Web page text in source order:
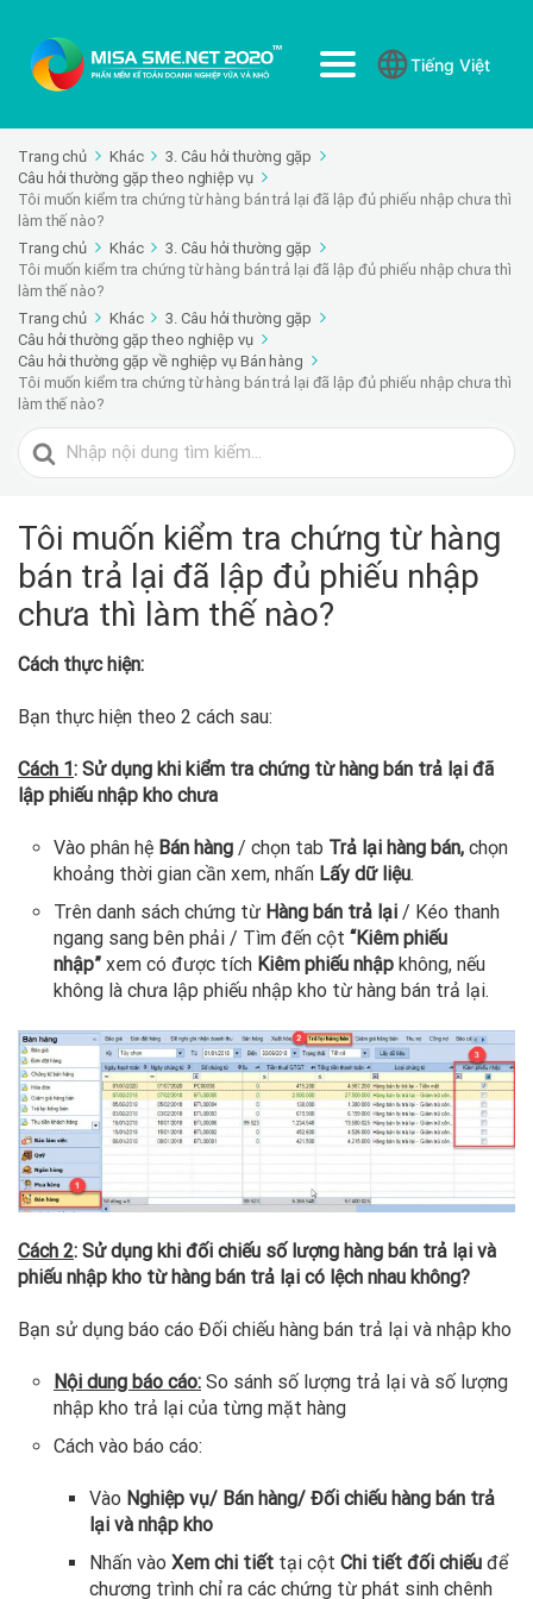
Tiếng Việt
Trang chủ Khác
3. Câu hỏi thường gặp
Câu hỏi thường gặp theo nghiệp vụ
Tôi muốn kiểm tra chứng từ hàng bán trả lại đã lập đủ phiếu nhập chưa thì
làm thế nào?
Trang chủ
Khác
3. Câu hỏi thường gặp
Tôi muốn kiểm tra chứng từ hàng bán trả lại đã lập đủ phiếu nhập chưa thì
làm thế nào?
Trang chủ
Khác
3. Câu hỏi thường gặp
Câu hỏi thường gặp theo nghiệp vụ
Câu hỏi thường gặp về nghiệp vụ Bán hàng
Tôi muốn kiểm tra chứng từ hàng bán trả lại đã lập đủ phiếu nhập chưa thì
làm thế nào?
Tìm
kiếm
Tôi muốn kiểm tra chứng từ hàng
bán trả lại đã lập đủ phiếu nhập
chưa thì làm thế nào?
Cách thực hiện:
Bạn thực hiện theo 2 cách sau:
Cách 1: Sử dụng khi kiểm tra chứng từ hàng bán trả lại đã
lập phiếu nhập kho chưa
Vào phân hệ Bán hàng / chọn tab Trả lại hàng bán, chọn
khoảng thời gian cần xem, nhấn Lấy dữ liệu.
Trên danh sách chứng từ Hàng bán trả lại / Kéo thanh
ngang sang bên phải / Tìm đến cột “Kiêm phiếu
nhập” xem có được tích Kiêm phiếu nhập không, nếu
không là chưa lập phiếu nhập kho từ hàng bán trả lại.
Cách 2: Sử dụng khi đối chiếu số lượng hàng bán trả lại và
phiếu nhập kho từ hàng bán trả lại có lệch nhau không?
Bạn sử dụng báo cáo Đối chiếu hàng bán trả lại và nhập kho
Nội dung báo cáo: So sánh số lượng trả lại và số lượng
nhập kho trả lại của từng mặt hàng
Cách vào báo cáo:
Vào Nghiệp vụ/ Bán hàng/ Đối chiếu hàng bán trả
lại và nhập kho
Nhấn vào Xem chi tiết tại cột Chi tiết đối chiếu để
chương trình chỉ ra các chứng từ phát sinh chênh